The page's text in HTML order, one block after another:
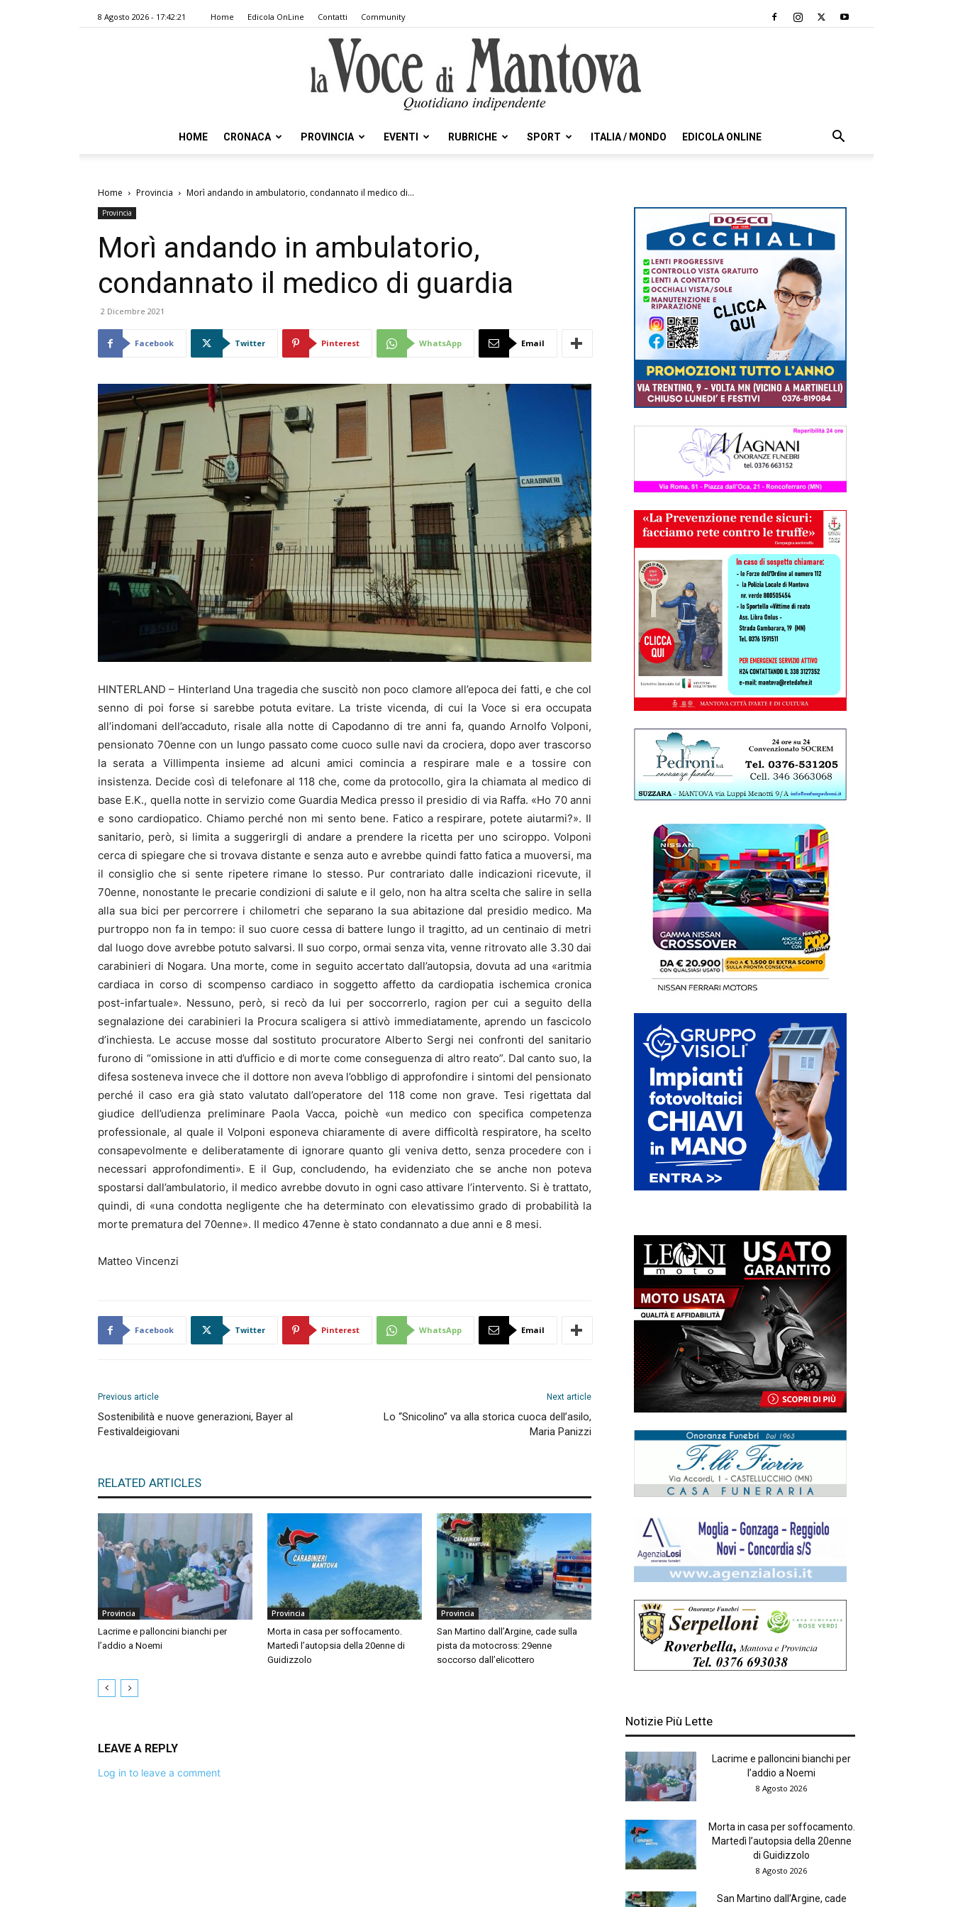
8 Agosto 2026 - 17:42:21 Home Edicola OnLine Contatti Community
Mantova
HOME CRONACA PROVINCIA EVENTI RUBRICHE SPORT ITALIA / MONDO EDICOLA ONLINE
Home Provincia Morì andando in ambulatorio, condannato il medico di...
Provincia
Morì andando in ambulatorio,
condannato il medico di guardia
2 Dicembre 2021
Facebook Twitter Pinterest WhatsApp Email
HINTERLAND – Hinterland Una tragedia che suscitò non poco clamore all’epoca dei fatti, e che col
senno di poi forse si sarebbe potuta evitare. La triste vicenda, di cui la Voce si era occupata
all’indomani dell’accaduto, risale alla notte di Capodanno di tre anni fa, quando Arnolfo Volponi,
pensionato 70enne con un lungo passato come cuoco sulle navi da crociera, dopo aver trascorso
la serata a Villimpenta insieme ad alcuni amici comincia a respirare male e a tossire con
insistenza. Decide così di telefonare al 118 che, come da protocollo, gira la chiamata al medico di
base E.K., quella notte in servizio come Guardia Medica presso il presidio di via Raffa. «Ho 70 anni
e sono cardiopatico. Chiamo perché non mi sento bene. Fatico a respirare, potete aiutarmi?». Il
sanitario, però, si limita a suggerirgli di andare a prendere la ricetta per uno sciroppo. Volponi
cerca di spiegare che si trovava distante e senza auto e avrebbe quindi fatto fatica a muoversi, ma
il consiglio che si sente ripetere rimane lo stesso. Pur contrariato dalle indicazioni ricevute, il
70enne, nonostante le precarie condizioni di salute e il gelo, non ha altra scelta che salire in sella
alla sua bici per percorrere i chilometri che separano la sua abitazione dal presidio medico. Ma
purtroppo non fa in tempo: il suo cuore cessa di battere lungo il tragitto, ad un centinaio di metri
dal luogo dove avrebbe potuto salvarsi. Il suo corpo, ormai senza vita, venne ritrovato alle 3.30 dai
carabinieri di Nogara. Una morte, come in seguito accertato dall’autopsia, dovuta ad una «aritmia
cardiaca in corso di scompenso cardiaco in soggetto affetto da cardiopatia ischemica cronica
post-infartuale». Nessuno, però, si recò da lui per soccorrerlo, ragion per cui a seguito della
segnalazione dei carabinieri la Procura scaligera si attivò immediatamente, aprendo un fascicolo
d’inchiesta. Le accuse mosse dal sostituto procuratore Alberto Sergi nei confronti del sanitario
furono di “omissione in atti d’ufficio e di morte come conseguenza di altro reato”. Dal canto suo, la
difesa sosteneva invece che il dottore non aveva l’obbligo di approfondire i sintomi del pensionato
perché il caso era già stato valutato dall’operatore del 118 come non grave. Tesi rigettata dal
giudice dell’udienza preliminare Paola Vacca, poichè «un medico con specifica competenza
professionale, al quale il Volponi esponeva chiaramente di avere difficoltà respiratore, ha scelto
consapevolmente e deliberatamente di ignorare quanto gli veniva detto, senza procedere con i
necessari approfondimenti». E il Gup, concludendo, ha evidenziato che se anche non poteva
spostarsi dall’ambulatorio, il medico avrebbe dovuto in ogni caso attivare l’intervento. Si è trattato,
quindi, di «una condotta negligente che ha determinato con elevatissimo grado di probabilità la
morte prematura del 70enne». Il medico 47enne è stato condannato a due anni e 8 mesi.
Matteo Vincenzi
Facebook Twitter Pinterest WhatsApp Email
Previous article
Sostenibilità e nuove generazioni, Bayer al
Festivaldeigiovani
Next article
Lo “Snicolino” va alla storica cuoca dell’asilo,
Maria Panizzi
RELATED ARTICLES
Provincia
Lacrime e palloncini bianchi per
l’addio a Noemi
Provincia
Morta in casa per soffocamento.
Martedì l’autopsia della 20enne di
Guidizzolo
Provincia
San Martino dall’Argine, cade sulla
pista da motocross: 29enne
soccorso dall’elicottero
LEAVE A REPLY
Log in to leave a comment
Notizie Più Lette
Lacrime e palloncini bianchi per
l’addio a Noemi
8 Agosto 2026
Morta in casa per soffocamento.
Martedì l’autopsia della 20enne
di Guidizzolo
8 Agosto 2026
San Martino dall’Argine, cade